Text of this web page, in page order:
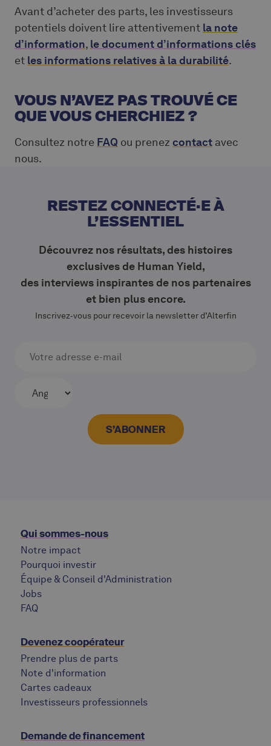
Avant d’acheter des parts, les investisseurs
potentiels doivent lire attentivement la note
d’information, le document d’informations clés
et les informations relatives à la durabilité.
VOUS N’AVEZ PAS TROUVÉ CE
QUE VOUS CHERCHIEZ ?
Consultez notre FAQ ou prenez contact avec
nous.
RESTEZ CONNECTÉ·E À
L’ESSENTIEL
Découvrez nos résultats, des histoires
exclusives de Human Yield,
des interviews inspirantes de nos partenaires
et bien plus encore.
Inscrivez‑vous pour recevoir la newsletter d’Alterfin
Qui sommes-nous
Notre impact
Pourquoi investir
Équipe & Conseil d'Administration
Jobs
‍FAQ
Devenez coopérateur
Prendre plus de parts
Note d'information
Cartes cadeaux
Investisseurs professionnels
Demande de financement